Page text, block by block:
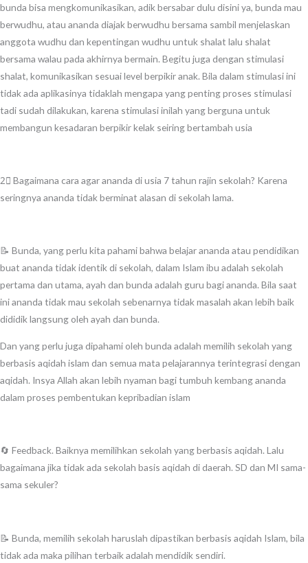
bunda bisa mengkomunikasikan, adik bersabar dulu disini ya, bunda mau
berwudhu, atau ananda diajak berwudhu bersama sambil menjelaskan
anggota wudhu dan kepentingan wudhu untuk shalat lalu shalat
bersama walau pada akhirnya bermain. Begitu juga dengan stimulasi
shalat, komunikasikan sesuai level berpikir anak. Bila dalam stimulasi ini
tidak ada aplikasinya tidaklah mengapa yang penting proses stimulasi
tadi sudah dilakukan, karena stimulasi inilah yang berguna untuk
membangun kesadaran berpikir kelak seiring bertambah usia
2⃣ Bagaimana cara agar ananda di usia 7 tahun rajin sekolah? Karena
seringnya ananda tidak berminat alasan di sekolah lama.
📝 Bunda, yang perlu kita pahami bahwa belajar ananda atau pendidikan
buat ananda tidak identik di sekolah, dalam Islam ibu adalah sekolah
pertama dan utama, ayah dan bunda adalah guru bagi ananda. Bila saat
ini ananda tidak mau sekolah sebenarnya tidak masalah akan lebih baik
dididik langsung oleh ayah dan bunda.
Dan yang perlu juga dipahami oleh bunda adalah memilih sekolah yang
berbasis aqidah islam dan semua mata pelajarannya terintegrasi dengan
aqidah. Insya Allah akan lebih nyaman bagi tumbuh kembang ananda
dalam proses pembentukan kepribadian islam
🔄 Feedback. Baiknya memilihkan sekolah yang berbasis aqidah. Lalu
bagaimana jika tidak ada sekolah basis aqidah di daerah. SD dan MI sama-
sama sekuler?
📝 Bunda, memilih sekolah haruslah dipastikan berbasis aqidah Islam, bila
tidak ada maka pilihan terbaik adalah mendidik sendiri.